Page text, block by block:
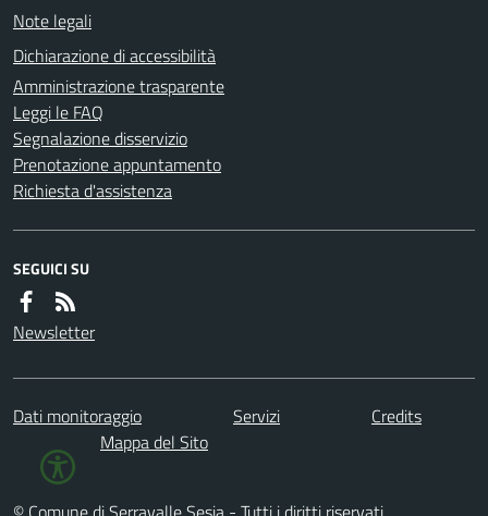
Note legali
Dichiarazione di accessibilità
Amministrazione trasparente
Leggi le FAQ
Segnalazione disservizio
Prenotazione appuntamento
Richiesta d'assistenza
SEGUICI SU
Newsletter
Dati monitoraggio Servizi
Credits
Mappa del Sito